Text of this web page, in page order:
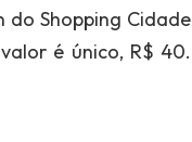
do Shopping Cidade
é único, R$ 40.